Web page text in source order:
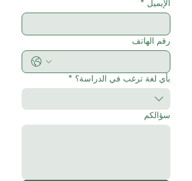
الإيميل *
رقم الهاتف
بأي لغة ترغب في الدراسة؟ *
سؤالكم